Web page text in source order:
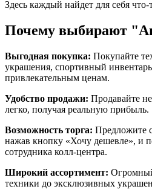
Здесь каждый найдет для себя что-
Почему выбирают
Выгодная покупка: Покупайте
украшения, спортивный
привлекательным ценам.
Удобство продажи: Продавайте
легко, получая реальную прибыль.
Возможность торга: Предложите
нажав кнопку «Хочу дешевле», и
сотрудника колл-центра.
Широкий ассортимент:
техники до эксклюзивных